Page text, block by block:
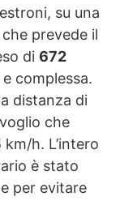
su una
prevede il
di 672
e complessa.
distanza di
che
h. L’intero
è stato
per evitare